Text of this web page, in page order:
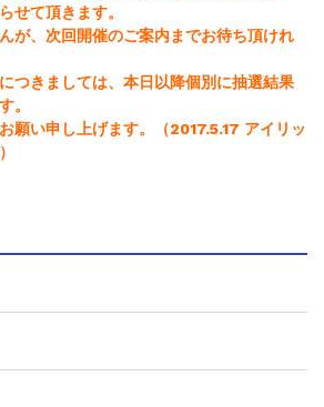
せて頂きます。
が、次回開催のご案内までお待ち頂けれ
つきましては、本日以降個別に抽選結果
。
願い申し上げます。（2017.5.17 アイリッ